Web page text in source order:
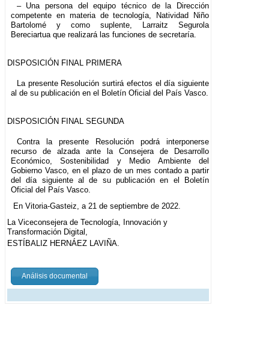
– Una persona del equipo técnico de la Dirección
competente en materia de tecnología, Natividad Niño
Bartolomé y como suplente, Larraitz Segurola
Bereciartua que realizará las funciones de secretaría.
DISPOSICIÓN FINAL PRIMERA
La presente Resolución surtirá efectos el día siguiente
al de su publicación en el Boletín Oficial del País Vasco.
DISPOSICIÓN FINAL SEGUNDA
Contra la presente Resolución podrá interponerse
recurso de alzada ante la Consejera de Desarrollo
Económico, Sostenibilidad y Medio Ambiente del
Gobierno Vasco, en el plazo de un mes contado a partir
del día siguiente al de su publicación en el Boletín
Oficial del País Vasco.
En Vitoria-Gasteiz, a 21 de septiembre de 2022.
La Viceconsejera de Tecnología, Innovación y
Transformación Digital,
ESTÍBALIZ HERNÁEZ LAVIÑA.
Análisis documental